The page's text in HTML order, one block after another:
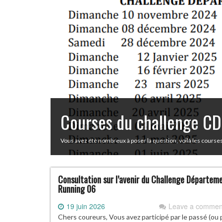
Courses du challenge
Vous avez été nombreux à poser la question, voilà les
Consultation sur l’avenir du Challenge
Running 06
19 juin 2026 Leave a
Chers coureurs, Vous avez participé par le passé (ou